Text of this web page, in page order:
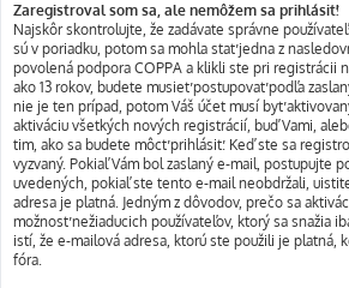
Zaregistroval som sa, ale nemôžem sa prihlásiť!
Najskôr skontrolujte, že zadávate správne
sú v poriadku, potom sa mohla stať jedna z
povolená podpora COPPA a klikli ste pri registrácii
ako 13 rokov, budete musieť postupovať podľa
nie je ten prípad, potom Váš účet musí byť
aktiváciu všetkých nových registrácií, buď Vami,
tim, ako sa budete môcť prihlásiť. Keď ste sa
vyzvaný. Pokiaľ Vám bol zaslaný e-mail, postupujte
uvedených, pokiaľ ste tento e-mail neobdržali,
adresa je platná. Jedným z dôvodov, prečo sa
možnosť nežiaducich používateľov, ktorý sa snažia
istí, že e-mailová adresa, ktorú ste použili je platná,
fóra.